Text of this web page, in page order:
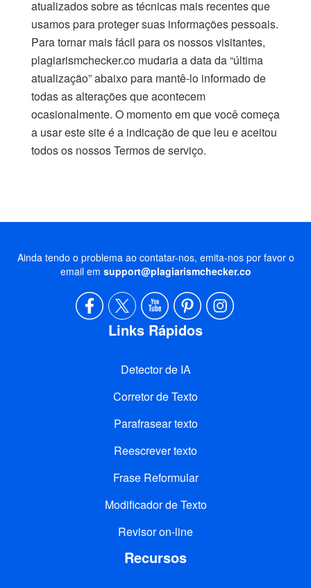
atualizados sobre as técnicas mais recentes que
usamos para proteger suas informações pessoais.
Para tornar mais fácil para os nossos visitantes,
plagiarismchecker.co mudaria a data da “última
atualização” abaixo para mantê-lo informado de
todas as alterações que acontecem
ocasionalmente. O momento em que você começa
a usar este site é a indicação de que leu e aceitou
todos os nossos Termos de serviço.
Ainda tendo o problema ao contatar-nos, emita-nos por favor o
email em support@plagiarismchecker.co
Links Rápidos
Detector de IA
Corretor de Texto
Parafrasear texto
Reescrever texto
Frase Reformular
Modificador de Texto
Revisor on-line
Recursos